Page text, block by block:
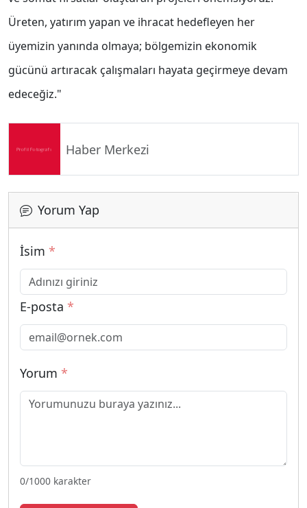
Üreten, yatırım yapan ve ihracat hedefleyen her
üyemizin yanında olmaya; bölgemizin ekonomik
gücünü artıracak çalışmaları hayata geçirmeye devam
edeceğiz."
Haber Merkezi
Yorum Yap
İsim *
E-posta *
Yorum *
0/1000 karakter